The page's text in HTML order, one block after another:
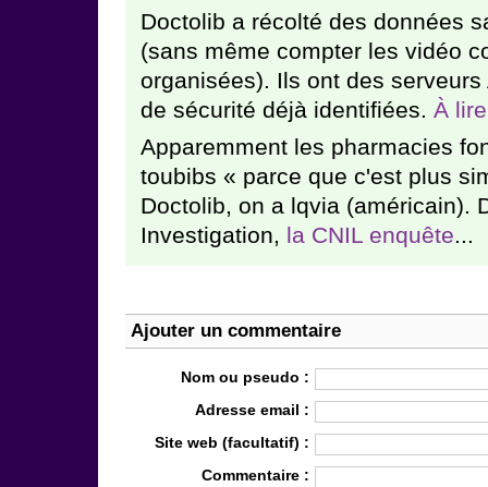
Doctolib a récolté des données
(sans même compter les vidéo
organisées). Ils ont des
de sécurité déjà identifiées. À
Apparemment les pharmacies
toubibs « parce que c'est plus
Doctolib, on a lqvia (américain).
Investigation, la CNIL enquête...
Ajouter un commentaire
Nom ou pseudo :
Adresse email :
Site web (facultatif) :
Commentaire :